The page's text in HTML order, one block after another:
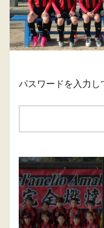
パスワードを入力し